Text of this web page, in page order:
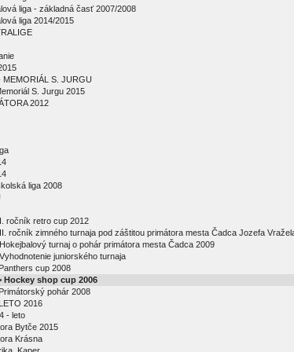
liga - základná časť 2007/2008
liga 2014/2015
S. JURGU
S. Jurgu 2015
2012
liga 2008
ročník retro cup 2012
ročník zimného turnaja pod záštitou primátora mesta Čadca Jozefa
turnaj o pohár primátora mesta Čadca 2009
juniorského turnaja
cup 2008
Hockey shop cup 2006
pohár 2008
2016
- leto
Bytče 2015
Krásna